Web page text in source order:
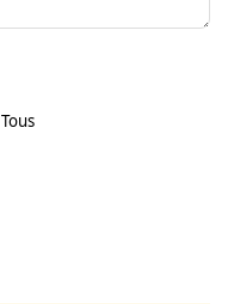
Tous